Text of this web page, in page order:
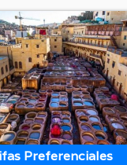
Preferenciales